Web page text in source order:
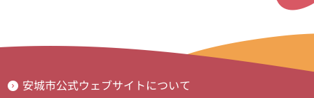
安城市公式ウェブサイトについて